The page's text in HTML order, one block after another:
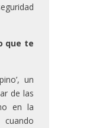
que te
un
de las
en la